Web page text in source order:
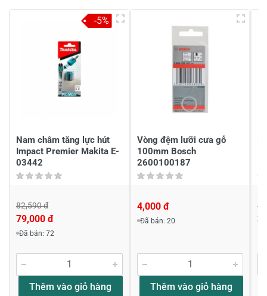
-
2
-
1
-
Chia sẻ nhận xét về sản phẩm
Viết nhận xét về sản phẩm
Đánh giá sao
Nam châm tăng lực hút
Impact Premier Makita E-
03442
82,590 đ
79,000 đ
Đã bán: 72
Thêm vào giỏ hàng
-5%
Vòng đệm lưỡi cưa gỗ
100mm Bosch
2600100187
4,000 đ
Đã bán: 20
Thêm vào giỏ hàng